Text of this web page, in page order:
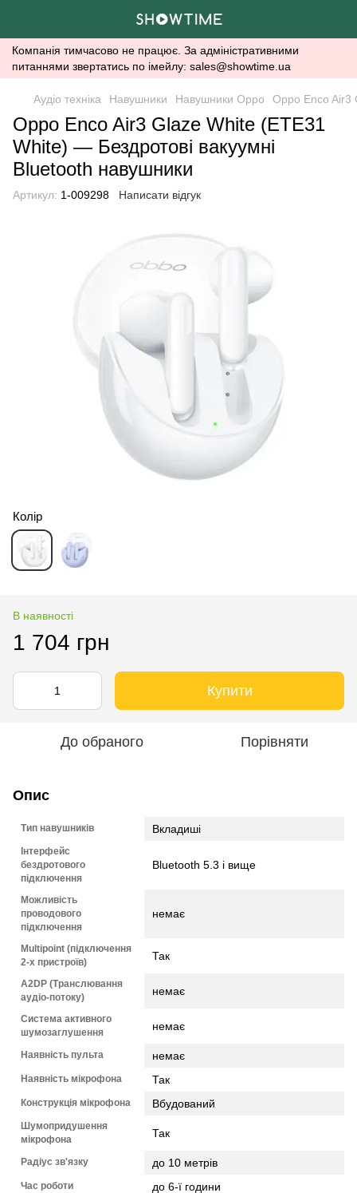
Компанія тимчасово не працює. За адміністративними
питаннями звертатись по імейлу: sales@showtime.ua
Аудіо техніка Навушники Навушники Oppo Oppo Enco Air3
Oppo Enco Air3 Glaze White (ETE31
White) — Бездротові вакуумні
Bluetooth навушники
Артикул: 1-009298 Написати відгук
Колір
В наявності
1 704 грн
Купити
До обраного Порівняти
Опис
Тип навушників Вкладиші
Інтерфейс
бездротового
підключення
Bluetooth 5.3 і вище
Можливість
проводового
підключення
немає
Multipoint (підключення
2-х пристроїв)
Так
A2DP (Транслювання
аудіо-потоку)
немає
Система активного
шумозаглушення
немає
Наявність пульта немає
Наявність мікрофона Так
Конструкція мікрофона Вбудований
Шумопридушення
мікрофона
Так
Радіус зв'язку до 10 метрів
Час роботи до 6-ї години